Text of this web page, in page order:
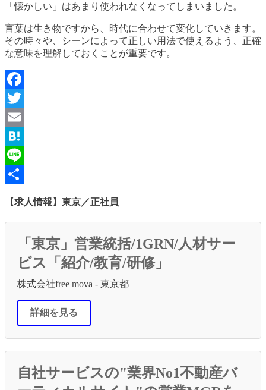
「懐かしい」はあまり使われなくなってしまいました。
言葉は生き物ですから、時代に合わせて変化していきます。
その時々や、シーンによって正しい用法で使えるよう、正確
な意味を理解しておくことが重要です。
Facebook
Twitter
Email
Hatena
Line
【求人情報】東京／正社員
「東京」営業統括/1GRN/人材サー
ビス「紹介/教育/研修」
株式会社free mova - 東京都
詳細を見る
自社サービスの"業界No1不動産バ